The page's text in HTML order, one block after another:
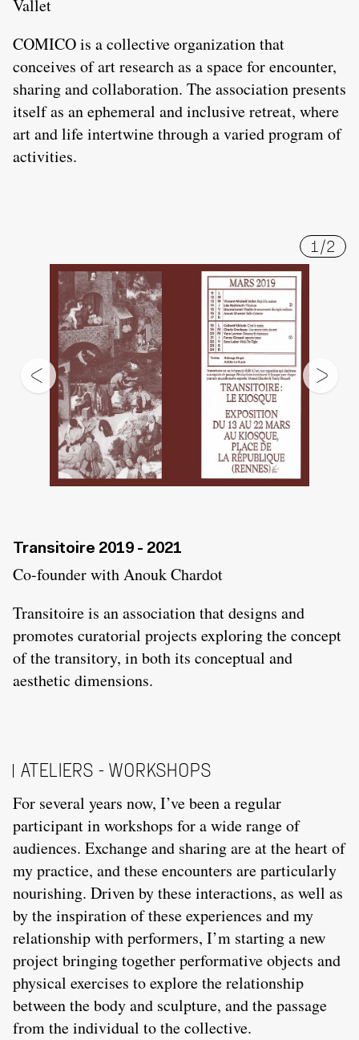
Vallet
COMICO is a collective organization that
conceives of art research as a space for encounter,
sharing and collaboration. The association presents
itself as an ephemeral and inclusive retreat, where
art and life intertwine through a varied program of
activities.
1 /2
Transitoire 2019 - 2021
Co-founder with Anouk Chardot
Transitoire is an association that designs and
promotes curatorial projects exploring the concept
of the transitory, in both its conceptual and
aesthetic dimensions.
ATELIERS - WORKSHOPS
For several years now, I’ve been a regular
participant in workshops for a wide range of
audiences. Exchange and sharing are at the heart of
my practice, and these encounters are particularly
nourishing. Driven by these interactions, as well as
by the inspiration of these experiences and my
relationship with performers, I’m starting a new
project bringing together performative objects and
physical exercises to explore the relationship
between the body and sculpture, and the passage
from the individual to the collective.